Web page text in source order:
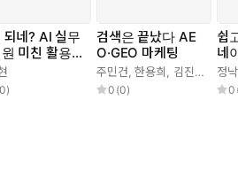
임 업계에서 기쁨과 고통을 거듭하며 좋
해나가던 시드 마이어는 마침내 “악마
게임, [문명(Civilization)]을 탄생시킨
계의 명실상부한 거장이다. 게임 산업
의 삶의 여정을 따라 가다 보면 소송,
되네? AI 실무
미친 활용법
)
검색은 끝났다 AE
O·GEO 마케팅
주민건,한용희, 김진용
0 (0)
쉽
네
랫
어
정
0